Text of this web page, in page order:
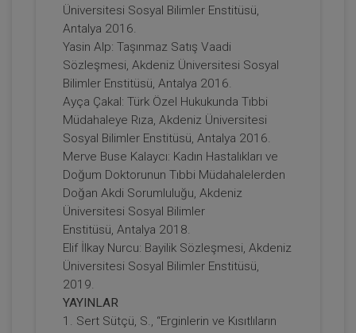
Otomotiv Sektöründe Tüketici Hukuku ve
Uygulamaları - 11. Tüketici Hukuku
Kongresi - VI. Oturum
360 TL Sepete Ekle
Tüketici Hukuku Enstitüsü
İnşaat Sektöründe Tüketici Hukuku ve
Uygulamaları - 11. Tüketici Hukuku
Üniversitesi Sosyal Bilimler Enstitüsü,
Antalya 2016.
Yasin Alp: Taşınmaz Satış Vaadi
Sözleşmesi, Akdeniz Üniversitesi Sosyal
Bilimler Enstitüsü, Antalya 2016.
Ayça Çakal: Türk Özel Hukukunda Tıbbi
Müdahaleye Rıza, Akdeniz Üniversitesi
Sosyal Bilimler Enstitüsü, Antalya 2016.
Merve Buse Kalaycı: Kadın Hastalıkları ve
Doğum Doktorunun Tıbbi Müdahalelerden
Doğan Akdi Sorumluluğu, Akdeniz
Üniversitesi Sosyal Bilimler
Enstitüsü, Antalya 2018.
Elif İlkay Nurcu: Bayilik Sözleşmesi, Akdeniz
Üniversitesi Sosyal Bilimler Enstitüsü,
2019.
YAYINLAR
1. Sert Sütçü, S., “Erginlerin ve Kısıtlıların